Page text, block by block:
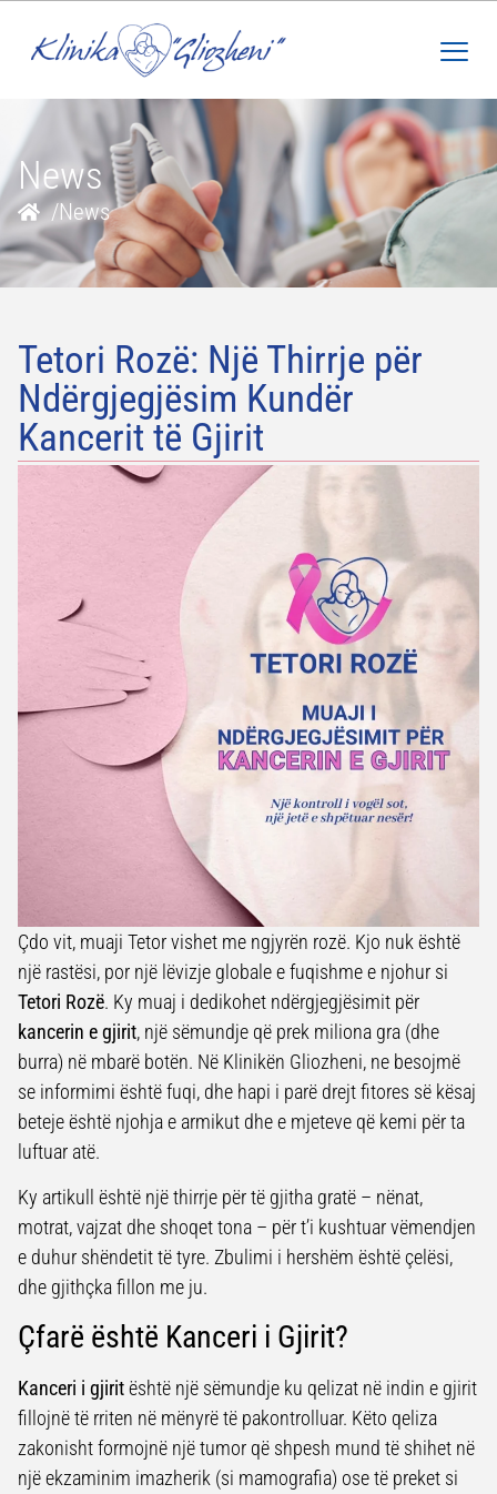
News
/News
Tetori Rozë: Një Thirrje për
Ndërgjegjësim Kundër
Kancerit të Gjirit
Çdo vit, muaji Tetor vishet me ngjyrën rozë. Kjo nuk është
një rastësi, por një lëvizje globale e fuqishme e njohur si
Tetori Rozë. Ky muaj i dedikohet ndërgjegjësimit për
kancerin e gjirit, një sëmundje që prek miliona gra (dhe
burra) në mbarë botën. Në Klinikën Gliozheni, ne besojmë
se informimi është fuqi, dhe hapi i parë drejt fitores së kësaj
beteje është njohja e armikut dhe e mjeteve që kemi për ta
luftuar atë.
Ky artikull është një thirrje për të gjitha gratë – nënat,
motrat, vajzat dhe shoqet tona – për t’i kushtuar vëmendjen
e duhur shëndetit të tyre. Zbulimi i hershëm është çelësi,
dhe gjithçka fillon me ju.
Çfarë është Kanceri i Gjirit?
Kanceri i gjiritështë një sëmundje ku qelizat në indin e gjirit
fillojnë të rriten në mënyrë të pakontrolluar. Këto qeliza
zakonisht formojnë një tumor që shpesh mund të shihet në
një ekzaminim imazherik (si mamografia) ose të preket si